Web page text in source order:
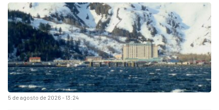
5 de agosto de 2026 - 13:24